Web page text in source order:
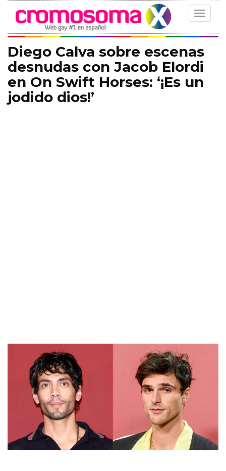
Toggle
Diego Calva sobre escenas
desnudas con Jacob Elordi
en On Swift Horses: ‘¡Es un
jodido dios!’